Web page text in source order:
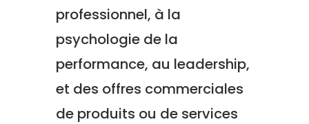
professionnel, à la
psychologie de la
performance, au leadership,
et des offres commerciales
de produits ou de services